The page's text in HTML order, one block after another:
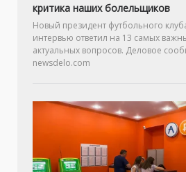
критика наших болельщиков
Новый президент футбольного
интервью ответил на 13 самых
актуальных вопросов. Деловое
newsdelo.com